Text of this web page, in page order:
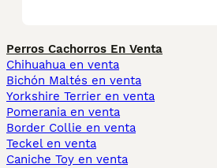
Perros Cachorros En Venta
Chihuahua en venta
Bichón Maltés en venta
Yorkshire Terrier en venta
Pomerania en venta
Border Collie en venta
Teckel en venta
Caniche Toy en venta